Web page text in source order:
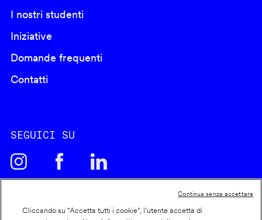
I nostri studenti
Iniziative
Domande frequenti
Contatti
SEGUICI SU
Cliccando su “Accetta tutti i cookie”, l'utente accetta di
Continua senza accettare